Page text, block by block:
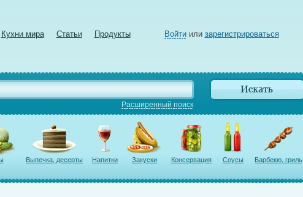
Кухни мира Статьи Продукты Войтиили зарегистрироваться
Расширенный поиск
Выпечка, десерты Напитки Закуски Консервация Соусы Барбекю, гриль